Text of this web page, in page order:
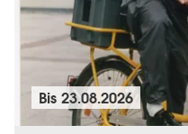
Bis23.08.2026